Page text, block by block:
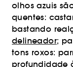
olhos azuis
quentes:
bastando
delineador;
tons roxos:
profundidade